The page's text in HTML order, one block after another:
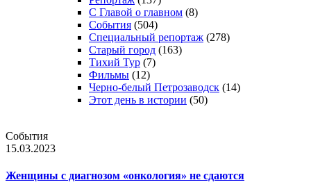
С Главой о главном (8)
События (504)
Специальный репортаж (278)
Старый город (163)
Тихий Тур (7)
Фильмы (12)
Черно-белый Петрозаводск (14)
Этот день в истории (50)
События
15.03.2023
Женщины с диагнозом «онкология» не сдаются